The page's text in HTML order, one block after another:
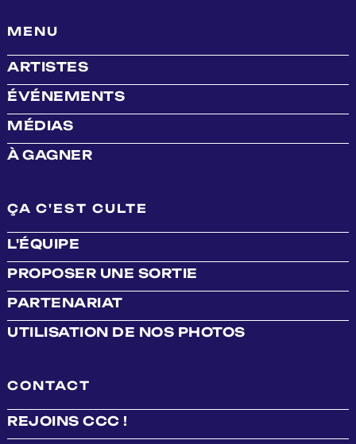
MENU
ARTISTES
ÉVÉNEMENTS
MÉDIAS
À GAGNER
ÇA C'EST CULTE
L'ÉQUIPE
PROPOSER UNE SORTIE
PARTENARIAT
UTILISATION DE NOS PHOTOS
CONTACT
REJOINS CCC !